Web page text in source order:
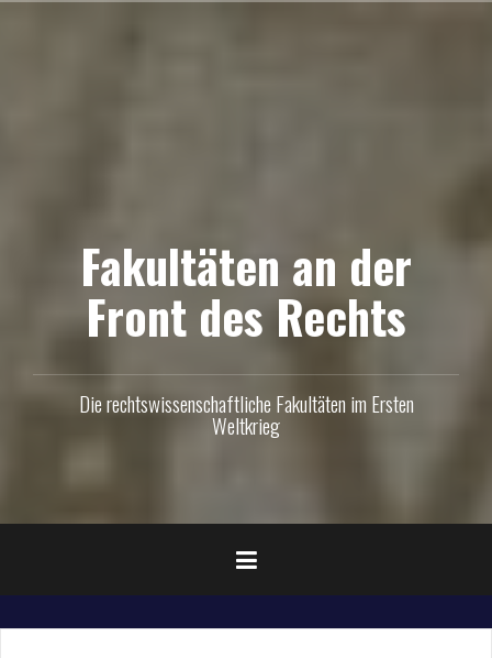
Fakultäten an der
Front des Rechts
Die rechtswissenschaftliche Fakultäten im Ersten
Weltkrieg